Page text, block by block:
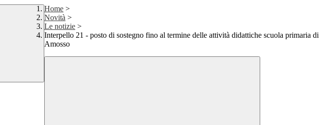
Home >
Novità >
Le notizie >
Interpello 21 - posto di sostegno fino al termine delle attività didattiche scuola primaria di
Amosso